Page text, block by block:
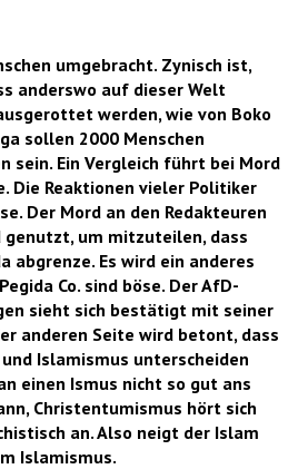
umgebracht. Zynisch ist,
anderswo auf dieser Welt
werden, wie von Boko
sollen 2000 Menschen
sein. Ein Vergleich führt bei Mord
Die Reaktionen vieler Politiker
Der Mord an den Redakteuren
genutzt, um mitzuteilen, dass
abgrenze. Es wird ein anderes
Co. sind böse. Der AfD-
sieht sich bestätigt mit seiner
anderen Seite wird betont, dass
Islamismus unterscheiden
einen Ismus nicht so gut ans
Christentumismus hört sich
an. Also neigt der Islam
Islamismus.